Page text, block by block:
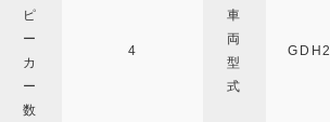
ピ
ー
カ
ー
数
4
車
両
型
式